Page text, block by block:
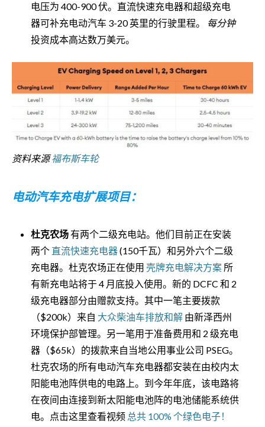
电压为 400-900 伏。直流快速充电器和超级充电
器可补充电动汽车 3-20 英里的行驶里程。
每分钟
投资成本高达数万美元。
资料来源福布斯车轮
电动汽车充电扩展项目：
杜克农场有两个二级充电站。他们目前正在安装
两个 直流快速充电器(150千瓦）和另外六个二级
充电器。杜克农场正在使用 壳牌充电解决方案 所
有新充电站将于 4 月底投入使用。新的 DCFC 和 2
级充电器部分由赠款支持。其中一笔主要拨款
（$200k）来自 大众柴油车排放和解 由新泽西州
环境保护部管理。另一笔用于准备费用和 2 级充电
器（$65k）的拨款来自当地公用事业公司 PSEG。
杜克农场的所有电动汽车充电器都安装在由校内太
阳能电池阵供电的电路上。到今年年底，该电路将
在夜间由连接到新太阳能电池阵的电池储能系统供
电。点击这里查看视频 总共 100% 个绿色电子！